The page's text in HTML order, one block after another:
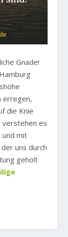
Gnade!
erregen,
die Knie
verstehen es
und mit
uns durch
geholt